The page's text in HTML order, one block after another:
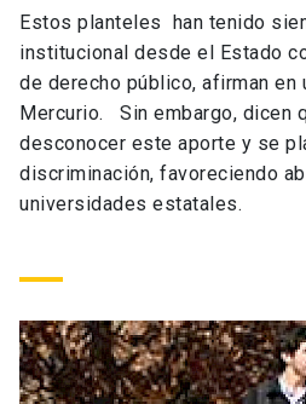
Universidad
Información para keyboard_arrow_down
Futuros estudiantes
Estudiantes
Personal
Alumni launch
Go to english site launch
ACCESOS DIRECTOS
Correo UC launch
Estos planteles han tenido
institucional desde el Estado
de derecho público, afirman en
Mercurio. Sin embargo, dicen
desconocer este aporte y se
discriminación, favoreciendo
universidades estatales.